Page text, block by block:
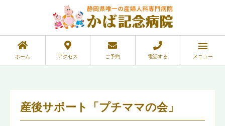
ホーム アクセス ご予約 電話する メニュー
産後サポート「プチママの会」